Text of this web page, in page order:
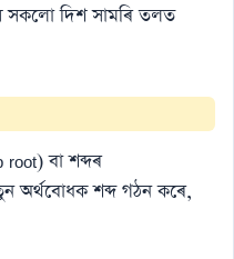
সকলো দিশ সামৰি তলত
root) বা শব্দৰ
অৰ্থবোধক শব্দ গঠন কৰে,